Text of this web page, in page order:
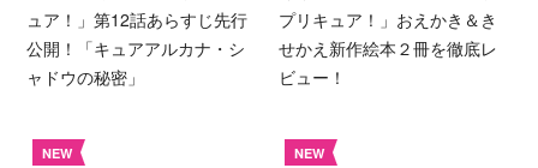
ュア！」第12話あらすじ先行
公開！「キュアアルカナ・シ
ャドウの秘密」
プリキュア！」おえかき＆き
せかえ新作絵本２冊を徹底レ
ビュー！
NEW NEW